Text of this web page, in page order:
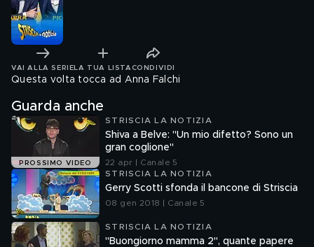
VAI ALLA SERIE LA TUA LISTA CONDIVIDI
Questa volta tocca ad Anna Falchi
Guarda anche
PROSSIMO VIDEO
STRISCIA LA NOTIZIA
Shiva a Belve: "Un mio difetto? Sono un
gran coglione"
22 apr | Canale 5
STRISCIA LA NOTIZIA
Gerry Scotti sfonda il bancone di Striscia
08 gen 2018 | Canale 5
STRISCIA LA NOTIZIA
"Buongiorno mamma 2", quante papere